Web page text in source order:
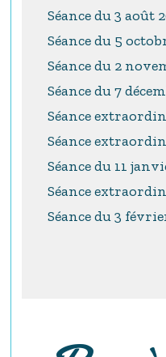
Séance du 3 août
Séance du 5
Séance du 2
Séance du 7
Séance
Séance
Séance du 11
Séance
Séance du 3